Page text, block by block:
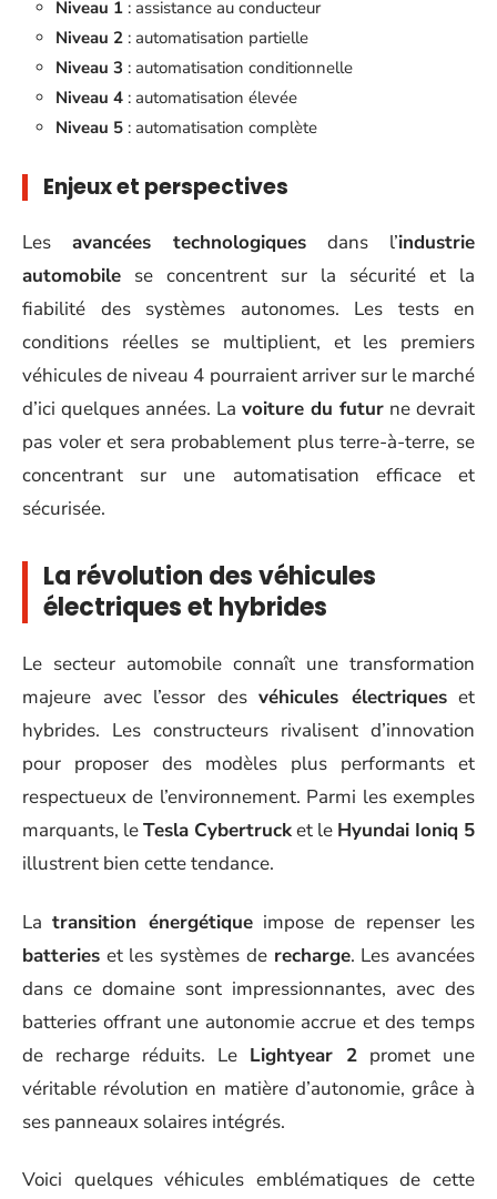
Niveau 1 : assistance au conducteur
Niveau 2 : automatisation partielle
Niveau 3 : automatisation conditionnelle
Niveau 4 : automatisation élevée
Niveau 5 : automatisation complète
Enjeux et perspectives
Les avancées technologiques dans l’industrie
automobile se concentrent sur la sécurité et la
fiabilité des systèmes autonomes. Les tests en
conditions réelles se multiplient, et les premiers
véhicules de niveau 4 pourraient arriver sur le marché
d’ici quelques années. La voiture du futur ne devrait
pas voler et sera probablement plus terre-à-terre, se
concentrant sur une automatisation efficace et
sécurisée.
La révolution des véhicules
électriques et hybrides
Le secteur automobile connaît une transformation
majeure avec l’essor des véhicules électriqueset
hybrides. Les constructeurs rivalisent d’innovation
pour proposer des modèles plus performants et
respectueux de l’environnement. Parmi les exemples
marquants, leTesla Cybertrucket le Hyundai Ioniq 5
illustrent bien cette tendance.
Latransition énergétiqueimpose de repenser les
batteries et les systèmes de recharge. Les avancées
dans ce domaine sont impressionnantes, avec des
batteries offrant une autonomie accrue et des temps
de recharge réduits. Le Lightyear 2 promet une
véritable révolution en matière d’autonomie, grâce à
ses panneaux solaires intégrés.
Voici quelques véhicules emblématiques de cette